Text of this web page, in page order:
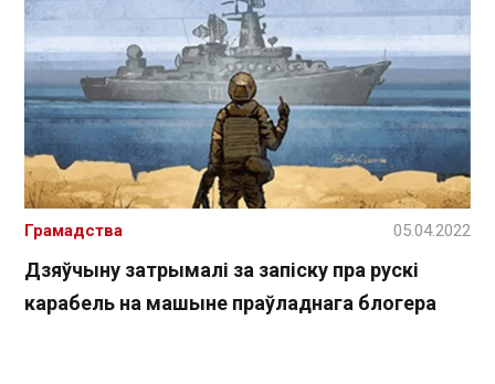
Дзяўчыну затрымалі за запіску пра рускі
карабель на машыне праўладнага блогера
Грамадства 05.04.2022